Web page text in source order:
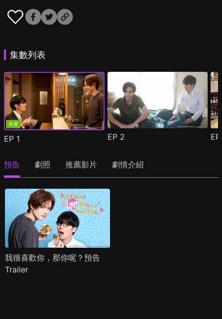
集數列表
免費
EP 1 EP 2
預告 劇照 推薦影片 劇情介紹
我很喜歡你，那你呢？預告
Trailer